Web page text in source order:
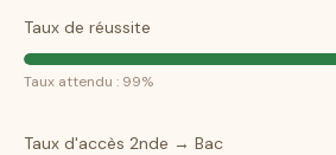
Taux de réussite
Taux attendu : 99%
Taux d'accès 2nde → Bac